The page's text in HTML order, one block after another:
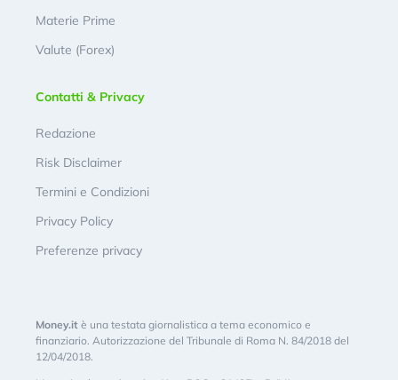
Materie Prime
Valute (Forex)
Contatti & Privacy
Redazione
Risk Disclaimer
Termini e Condizioni
Privacy Policy
Preferenze privacy
Money.it è una testata giornalistica a tema economico e
finanziario. Autorizzazione del Tribunale di Roma N. 84/2018 del
12/04/2018.